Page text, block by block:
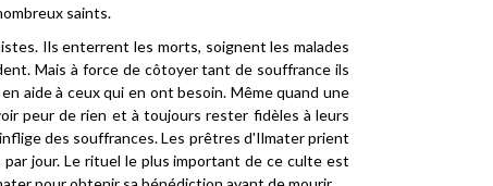
saints.
Ils enterrent les morts, soignent les malades
Mais à force de côtoyer tant de souffrance ils
aide à ceux qui en ont besoin. Même quand une
peur de rien et à toujours rester fidèles à leurs
des souffrances. Les prêtres d'Ilmater prient
jour. Le rituel le plus important de ce culte est